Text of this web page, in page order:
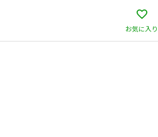
お気に入り